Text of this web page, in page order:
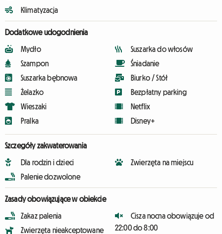
Klimatyzacja
Dodatkowe udogodnienia
Mydło
Szampon
Suszarka bębnowa
Żelazko
Wieszaki
Pralka
Suszarka do włosów
Śniadanie
Biurko / Stół
Bezpłatny parking
Netflix
Disney+
Szczegóły zakwaterowania
Dla rodzin i dzieci
Palenie dozwolone
Zwierzęta na miejscu
Zasady obowiązujące w obiekcie
Zakaz palenia
Zwierzęta nieakceptowane
Cisza nocna obowiązuje od
22:00 do 8:00